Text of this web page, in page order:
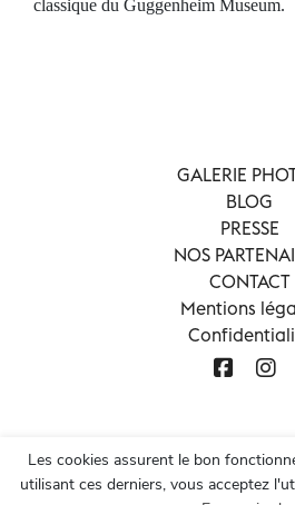
classique du Guggenheim Museum.
GALERIE
BLOG
PRESSE
NOS
CONTACT
Mentions
Les cookies assurent le bon
utilisant ces derniers, vous acceptez